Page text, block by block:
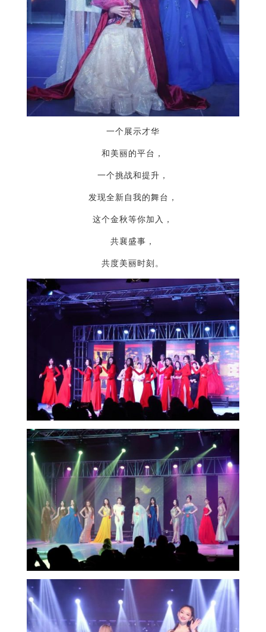
一个展示才华
和美丽的平台，
一个挑战和提升，
发现全新自我的舞台，
这个金秋等你加入，
共襄盛事，
共度美丽时刻。